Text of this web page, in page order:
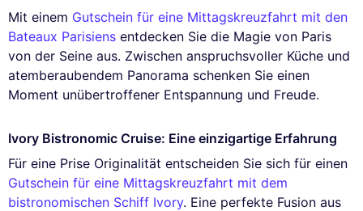
Mit einem Gutschein für eine Mittagskreuzfahrt mit den
Bateaux Parisiens entdecken Sie die Magie von Paris
von der Seine aus. Zwischen anspruchsvoller Küche und
atemberaubendem Panorama schenken Sie einen
Moment unübertroffener Entspannung und Freude.
Ivory Bistronomic Cruise: Eine einzigartige Erfahrung
Für eine Prise Originalität entscheiden Sie sich für einen
Gutschein für eine Mittagskreuzfahrt mit dem
bistronomischen Schiff Ivory. Eine perfekte Fusion aus